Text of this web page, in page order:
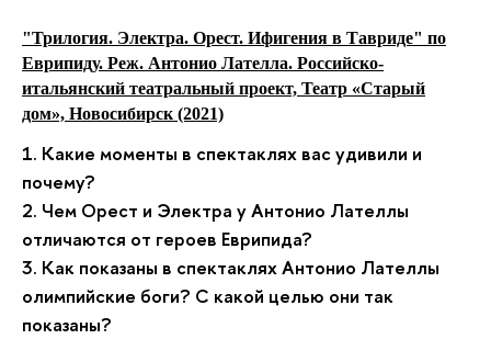
"Трилогия. Электра. Орест. Ифигения в Тавриде" по
Еврипиду. Реж. Антонио Лателла. Российско-
итальянский театральный проект, Театр «Старый
дом», Новосибирск (2021)
1. Какие моменты в спектаклях вас удивили и
почему?
2. Чем Орест и Электра у Антонио Лателлы
отличаются от героев Еврипида?
3. Как показаны в спектаклях Антонио Лателлы
олимпийские боги? С какой целью они так
показаны?